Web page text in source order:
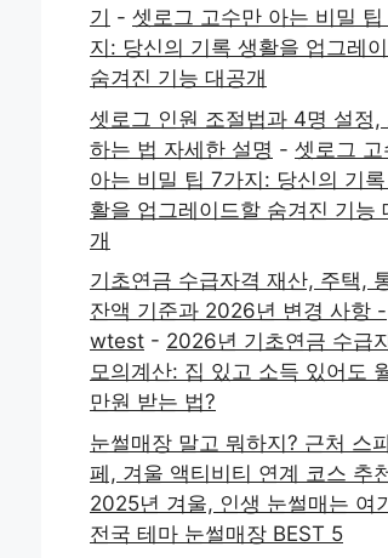
기 - 셋로그 고수만 아는 비밀
지: 당신의 기록 생활을 업그레
숨겨진 기능 대공개
셋로그 인원 조절법과 4명 설정,
하는 법 자세한 설명 - 셋로그 고
아는 비밀 팁 7가지: 당신의 기록
활을 업그레이드할 숨겨진 기능
개
기초연금 수급자격 재산, 주택,
잔액 기준과 2026년 변경 사항 -
wtest - 2026년 기초연금 수급
모의계산: 집 있고 소득 있어도
만원 받는 법?
눈썰매장 말고 뭐하지? 근처 스
페, 겨울 액티비티 연계 코스 추
2025년 겨울, 인생 눈썰매는 여
전국 테마 눈썰매장 BEST 5